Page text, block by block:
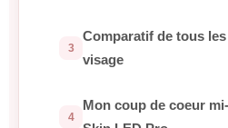
Comparatif de tous
visage
Mon coup de coeur